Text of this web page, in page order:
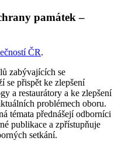
památek –
ČR.
zabývajících se
se přispět ke zlepšení
a restaurátory a ke zlepšení
problémech oboru.
témata přednášejí odborníci
publikace a zpřístupňuje
setkání.